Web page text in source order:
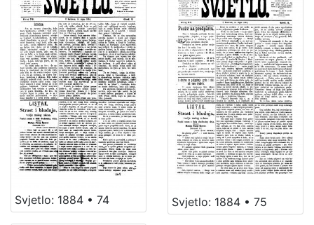
Svjetlo: 1884 • 74 Svjetlo: 1884 • 75